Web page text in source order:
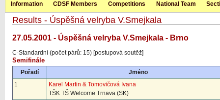
Information CDSF Members Competitions National Team
Results - Úspěšná velryba V.Smejkala
27.05.2001 - Úspěšná velryba V.Smejkala - Brno
C-Standardní (počet párů: 15) [postupová soutěž]
Semifinále
Pořadí
Jméno
1
Karel Martin & Tomovičová Ivana
TŠK TŠ Welcome Trnava (SK)